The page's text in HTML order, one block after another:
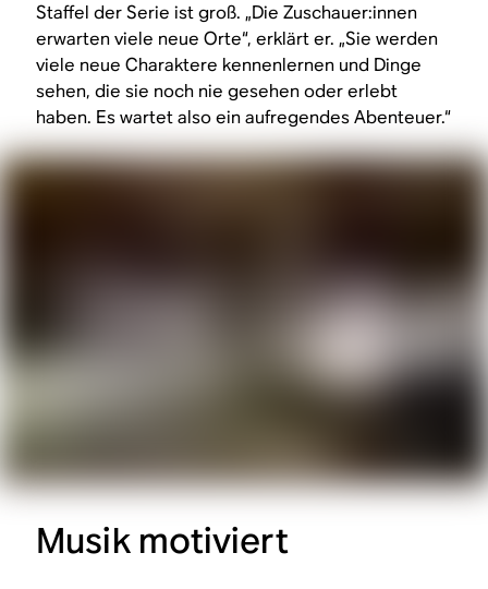
Staffel der Serie ist groß. „Die Zuschauer:innen
erwarten viele neue Orte“, erklärt er. „Sie werden
viele neue Charaktere kennenlernen und Dinge
sehen, die sie noch nie gesehen oder erlebt
haben. Es wartet also ein aufregendes Abenteuer.“
Musik motiviert